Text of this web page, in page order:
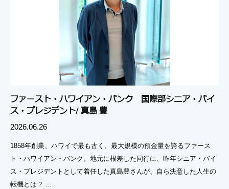
ファースト・ハワイアン・バンク 国際部シニア・バイ
ス・プレジデント/ 真島 豊
2026.06.26
1858年創業、ハワイで最も古く、最大規模の預金量を誇るファース
ト・ハワイアン・バンク。地元に根差した同行に、昨年シニア・バイ
ス・プレジデントとして着任した真島豊さんが、自ら決意した人生の
転機とは？ ...